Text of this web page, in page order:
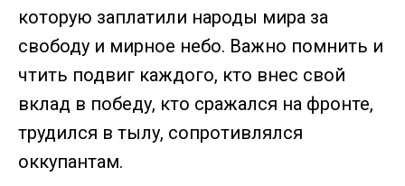
которую заплатили народы мира за
свободу и мирное небо. Важно помнить и
чтить подвиг каждого, кто внес свой
вклад в победу, кто сражался на фронте,
трудился в тылу, сопротивлялся
оккупантам.